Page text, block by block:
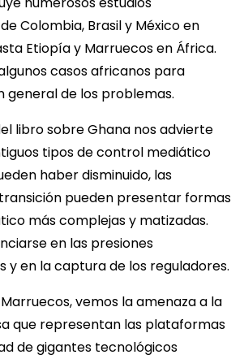
Colombia, Brasil y México en
Etiopía y Marruecos en África.
casos africanos para
general de los problemas.
libro sobre Ghana nos advierte
tipos de control mediático
haber disminuido, las
pueden presentar formas
más complejas y matizadas.
en las presiones
y en la captura de los reguladores.
vemos la amenaza a la
que representan las plataformas
de gigantes tecnológicos